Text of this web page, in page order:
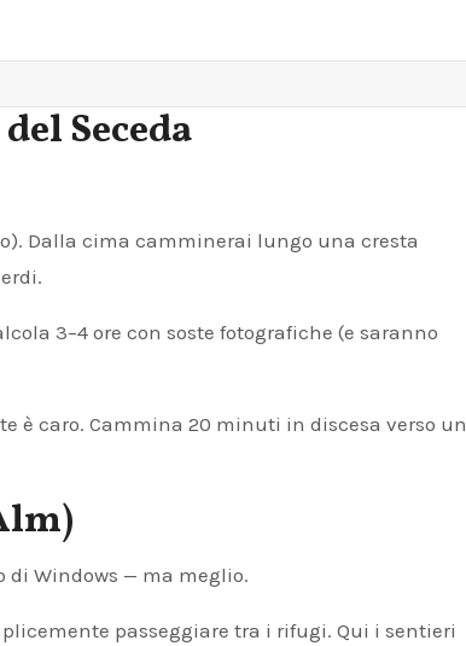
Seceda
Dalla cima camminerai lungo una cresta
3–4 ore con soste fotografiche (e saranno
è caro. Cammina 20 minuti in discesa verso un
di Windows — ma meglio.
passeggiare tra i rifugi. Qui i sentieri